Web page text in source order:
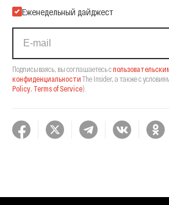
Еженедельный дайджест
Подписываясь, вы соглашаетесь с
конфиденциальности The Insider, а также с
Policy, Terms of Service).